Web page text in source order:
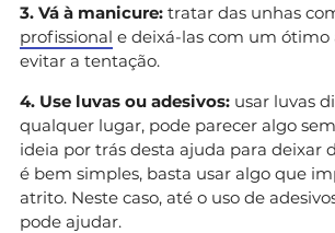
3. Vá à manicure: tratar das unhas
profissional e deixá-las com um ótimo
evitar a tentação.
4. Use luvas ou adesivos: usar luvas
qualquer lugar, pode parecer algo
ideia por trás desta ajuda para deixar
é bem simples, basta usar algo que
atrito. Neste caso, até o uso de
pode ajudar.